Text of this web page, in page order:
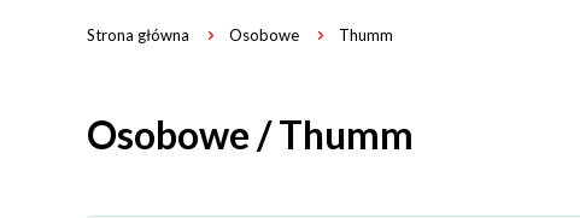
Strona główna Osobowe Thumm
Osobowe / Thumm